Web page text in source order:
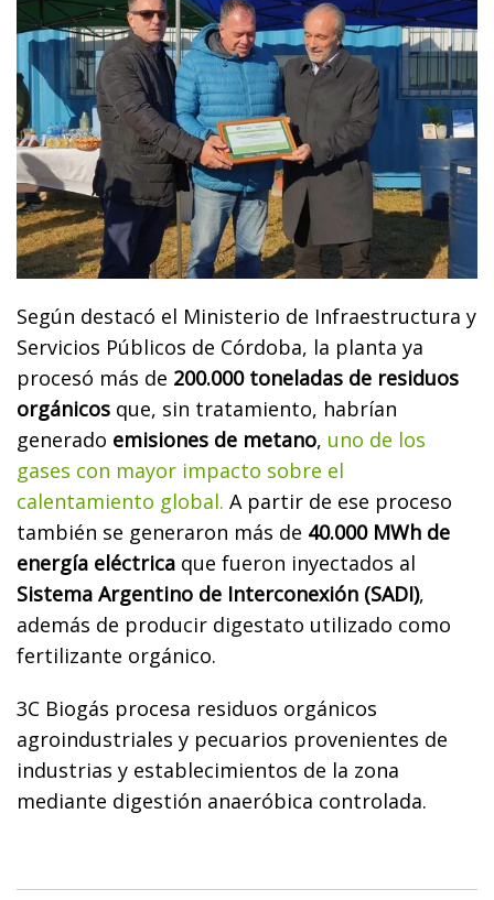
Según destacó el Ministerio de Infraestructura y
Servicios Públicos de Córdoba, la planta ya
procesó más de 200.000 toneladas de residuos
orgánicos que, sin tratamiento, habrían
generado emisiones de metano, uno de los
gases con mayor impacto sobre el
calentamiento global. A partir de ese proceso
también se generaron más de 40.000 MWh de
energía eléctrica que fueron inyectados al
Sistema Argentino de Interconexión (SADI),
además de producir digestato utilizado como
fertilizante orgánico.
3C Biogás procesa residuos orgánicos
agroindustriales y pecuarios provenientes de
industrias y establecimientos de la zona
mediante digestión anaeróbica controlada.